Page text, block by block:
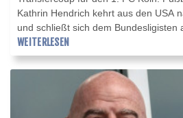
Kathrin Hendrich kehrt aus den USA
und schließt sich dem Bundesligisten
Wie die Kölnerinnen am Donnerstag
die 34 Jahre alte Innenverteidigerin
2028. Zuletzt hatte Hendrich für die
NWSL gespielt.
WEITERLESEN